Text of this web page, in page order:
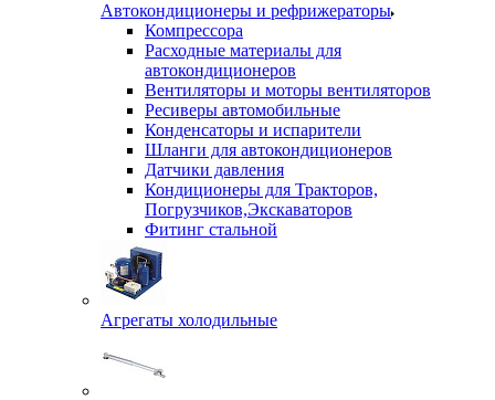
Автокондиционеры и рефрижераторы
Компрессора
Расходные материалы для
автокондиционеров
Вентиляторы и моторы вентиляторов
Ресиверы автомобильные
Конденсаторы и испарители
Шланги для автокондиционеров
Датчики давления
Кондиционеры для Тракторов,
Погрузчиков,Экскаваторов
Фитинг стальной
Агрегаты холодильные